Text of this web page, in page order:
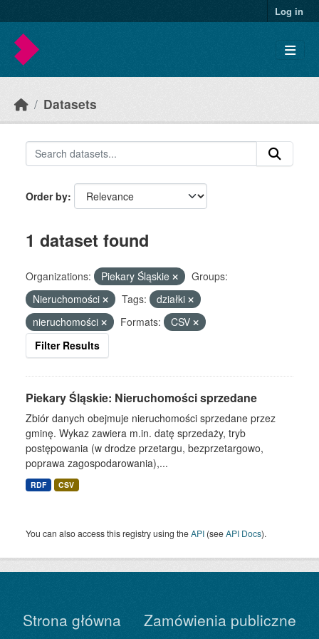
Log in
Datasets
Order by
1 dataset found
Organizations: Piekary Śląskie
Groups:
Nieruchomości
Tags:
działki
nieruchomości
Formats:
CSV
Filter Results
Piekary Śląskie: Nieruchomości sprzedane
Zbiór danych obejmuje nieruchomości sprzedane przez
gminę. Wykaz zawiera m.in. datę sprzedaży, tryb
postępowania (w drodze przetargu, bezprzetargowo,
poprawa zagospodarowania),...
RDF CSV
You can also access this registry using theAPI (seeAPI Docs).
Strona główna Zamówienia publiczne